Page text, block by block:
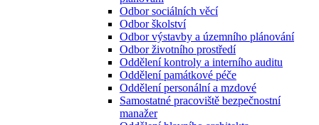
Odbor sociálních věcí
Odbor školství
Odbor výstavby a územního plánování
Odbor životního prostředí
Oddělení kontroly a interního auditu
Oddělení památkové péče
Oddělení personální a mzdové
Samostatné pracoviště bezpečnostní
manažer